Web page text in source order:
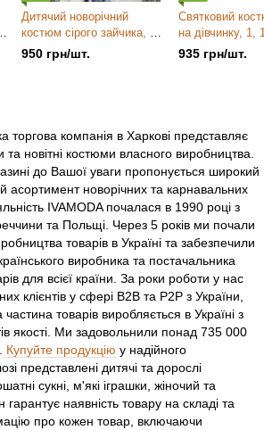
Дитячий новорічний
костюм сірого зайчика, 1,
1, В наявності, Сірий,
950 грн/шт.
Святковий
на дівчинку, 1,
наявності,
935 грн/шт.
торгова компанія в Харкові представляє
та новітні костюми власного виробництва.
до Вашої уваги пропонується широкий
асортимент новорічних та карнавальних
IVAMODA почалася в 1990 році з
та Польщі. Через 5 років ми почали
товарів в Україні та забезпечили
виробника та постачальника
для всієї країни. За роки роботи у нас
клієнтів у сфері B2B та P2P з України,
товарів виробляється в Україні з
якості. Ми задовольнили понад 735 000
Купуйте продукцію у надійного
представлені дитячі та дорослі
сукні, м'які іграшки, жіночий та
гарантує наявність товару на складі та
про кожен товар, включаючи